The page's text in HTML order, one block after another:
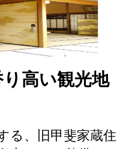
高い観光地
る、旧甲斐家蔵住